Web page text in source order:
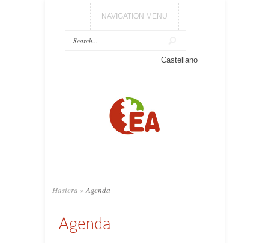
NAVIGATION MENU
Castellano
Hasiera » Agenda
Agenda
4:00